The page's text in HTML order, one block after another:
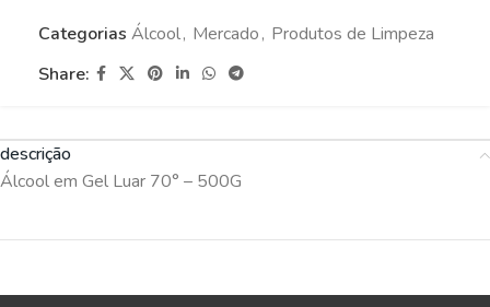
Categorias Álcool, Mercado, Produtos de Limpeza
Share:
descrição
Álcool em Gel Luar 70° – 500G